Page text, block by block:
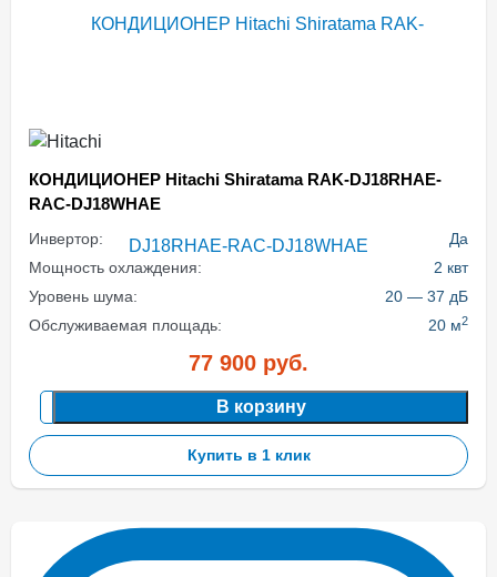
КОНДИЦИОНЕР Hitachi Shiratama RAK-DJ18RHAE-
RAC-DJ18WHAE
Инвертор:
Да
Мощность охлаждения:
2 квт
Уровень шума:
20 — 37 дБ
Обслуживаемая площадь:
20 м2
77 900 руб.
В корзину
Купить в 1 клик